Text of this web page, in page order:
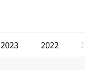
2023 2022